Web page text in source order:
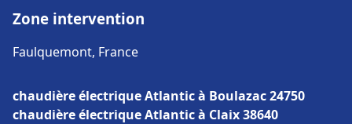
Zone intervention
Faulquemont, France
chaudière électrique Atlantic à Boulazac 24750
chaudière électrique Atlantic à Claix 38640